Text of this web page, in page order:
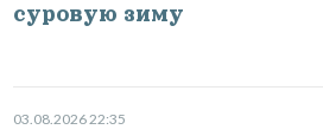
суровую зиму
03.08.2026 22:35